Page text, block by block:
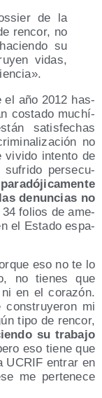
de la
ren­cor, no
su
vidas,
el año 2012 has­
cos­ta­do muchí­
satis­fe­chas
no
vivi­do inten­to de
sufri­do per­se­cu­
para­dó­ji­ca­men­te
denun­cias no
34 folios de ame­
el Esta­do espa­
eso no te lo
no tie­nes que
en el cora­zón.
cons­tru­ye­ron mi
tipo de ren­cor,
su tra­ba­jo
eso tie­ne que
UCRIF entrar en
me per­te­ne­ce